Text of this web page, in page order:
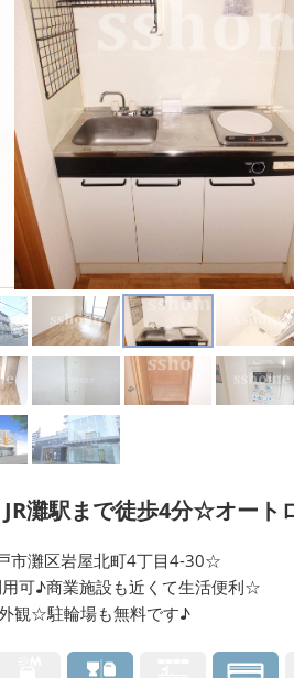
JR灘駅まで徒歩4分☆オート
灘区岩屋北町4丁目4-30☆
用可♪商業施設も近くて生活便利☆
観☆駐輪場も無料です♪